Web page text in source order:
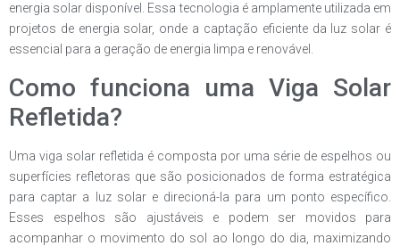
energia solar disponível. Essa tecnologia é amplamente utilizada em
projetos de energia solar, onde a captação eficiente da luz solar é
essencial para a geração de energia limpa e renovável.
Como funciona uma Viga Solar
Refletida?
Uma viga solar refletida é composta por uma série de espelhos ou
superfícies refletoras que são posicionados de forma estratégica
para captar a luz solar e direcioná-la para um ponto específico.
Esses espelhos são ajustáveis e podem ser movidos para
acompanhar o movimento do sol ao longo do dia, maximizando